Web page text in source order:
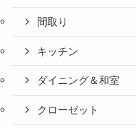
間取り
キッチン
ダイニング＆和室
クローゼット